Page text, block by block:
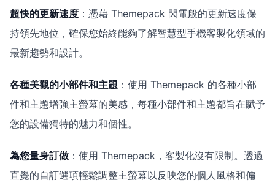
超快的更新速度 ：憑藉 Themepack 閃電般的更新速度保
持領先地位，確保您始終能夠了解智慧型手機客製化領域的
最新趨勢和設計。
各種美觀的小部件和主題 ：使用 Themepack 的各種小部
件和主題增強主螢幕的美感，每種小部件和主題都旨在賦予
您的設備獨特的魅力和個性。
為您量身訂做 ：使用 Themepack，客製化沒有限制。透過
直覺的自訂選項輕鬆調整主螢幕以反映您的個人風格和偏